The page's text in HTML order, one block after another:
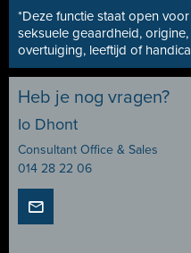
*Deze functie staat open
seksuele geaardheid,
overtuiging, leeftijd of
Heb je nog vragen?
Io Dhont
Consultant Office & Sales
014 28 22 06